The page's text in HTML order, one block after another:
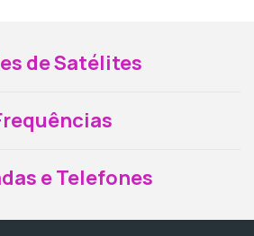
de Satélites
e Telefones